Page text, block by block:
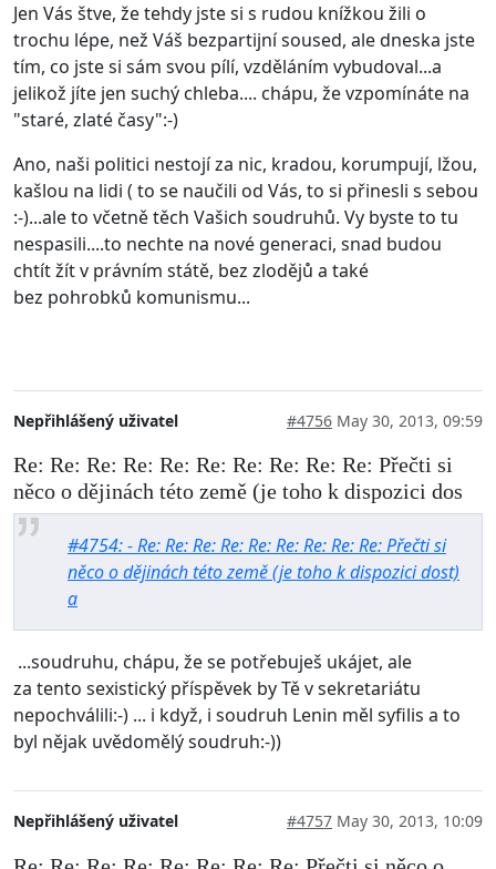
Jen Vás štve, že tehdy jste si s rudou knížkou žili o
trochu lépe, než Váš bezpartijní soused, ale dneska jste
tím, co jste si sám svou pílí, vzděláním vybudoval...a
jelikož jíte jen suchý chleba.... chápu, že vzpomínáte na
"staré, zlaté časy":-)
Ano, naši politici nestojí za nic, kradou, korumpují, lžou,
kašlou na lidi ( to se naučili od Vás, to si přinesli s sebou
:-)...ale to včetně těch Vašich soudruhů. Vy byste to tu
nespasili....to nechte na nové generaci, snad budou
chtít žít v právním státě, bez zlodějů a také
bez pohrobků komunismu...
Nepřihlášený uživatel #4756 May 30, 2013, 09:59
Re: Re: Re: Re: Re: Re: Re: Re: Re: Re: Přečti si
něco o dějinách této země (je toho k dispozici dos
#4754: - Re: Re: Re: Re: Re: Re: Re: Re: Re: Přečti si
něco o dějinách této země (je toho k dispozici dost)
a
...soudruhu, chápu, že se potřebuješ ukájet, ale
za tento sexistický příspěvek by Tě v sekretariátu
nepochválili:-) ... i když, i soudruh Lenin měl syfilis a to
byl nějak uvědomělý soudruh:-))
Nepřihlášený uživatel #4757 May 30, 2013, 10:09